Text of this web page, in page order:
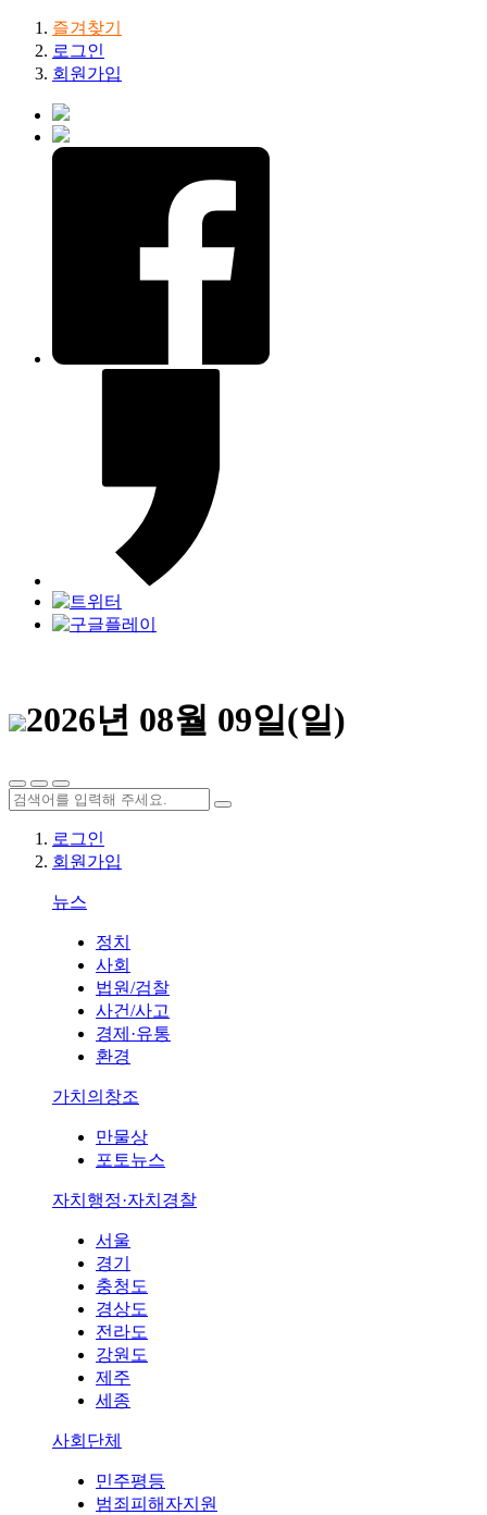
즐겨찾기
로그인
회원가입
2026년 08월 09일(일)
로그인
회원가입
뉴스
정치
사회
법원/검찰
사건/사고
경제·유통
환경
가치의창조
만물상
포토뉴스
자치행정·자치경찰
서울
경기
충청도
경상도
전라도
강원도
제주
세종
사회단체
민주평등
범죄피해자지원